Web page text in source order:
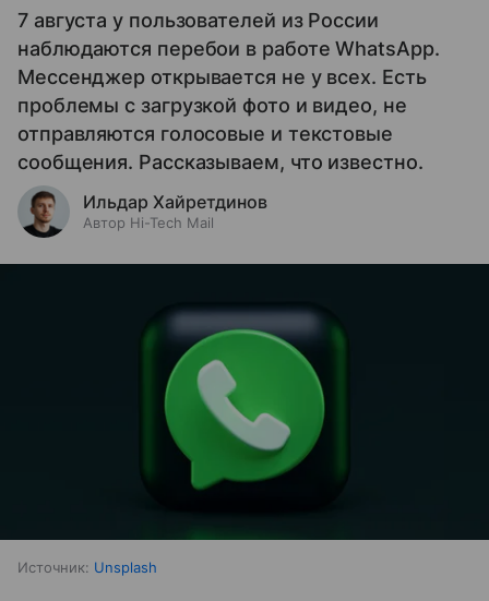
7 августа у пользователей из России
наблюдаются перебои в работе WhatsApp.
Мессенджер открывается не у всех. Есть
проблемы с загрузкой фото и видео, не
отправляются голосовые и текстовые
сообщения. Рассказываем, что известно.
Ильдар Хайретдинов
Автор Hi-Tech Mail
Источник: Unsplash